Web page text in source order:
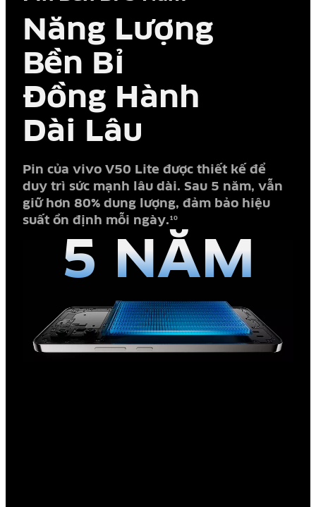
Năng Lượng
Bền Bỉ
Đồng Hành
Dài Lâu
Pin của vivo V50 Lite được thiết kế để
duy trì sức mạnh lâu dài. Sau 5 năm, vẫn
giữ hơn 80% dung lượng, đảm bảo hiệu
suất ổn định mỗi ngày. 10
5 NĂM